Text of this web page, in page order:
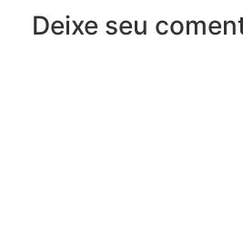
Deixe seu